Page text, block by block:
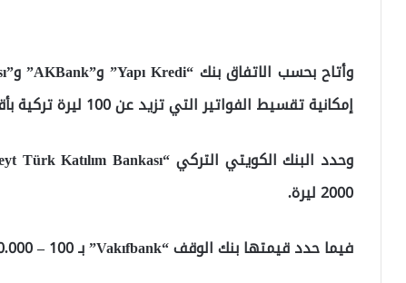
إمكانية تقسيط الفواتير التي تزيد عن 100 ليرة تركية بأقساط متساوية على 3 أشهر.
2000 ليرة.
فيما حدد قيمتها بنك الوقف “Vakıfbank” بـ 100 – 20.000 ليرة تركية على 3 أشهر أيضاً.